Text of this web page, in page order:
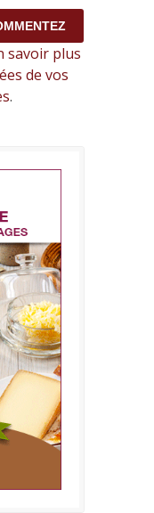
savoir plus
de vos
.